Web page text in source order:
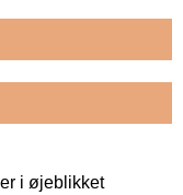
i øjeblikket